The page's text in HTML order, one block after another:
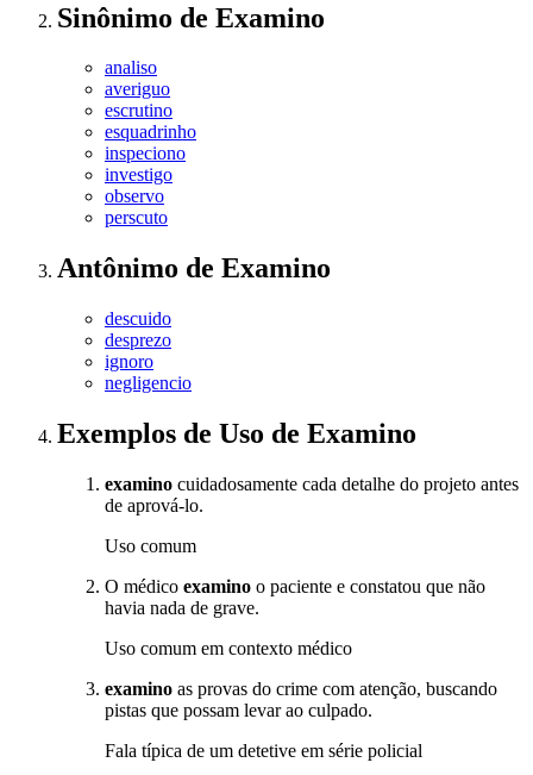
Sinônimo de Examino
analiso
averiguo
escrutino
esquadrinho
inspeciono
investigo
observo
perscuto
Antônimo de Examino
descuido
desprezo
ignoro
negligencio
Exemplos de Uso de Examino
examino cuidadosamente cada detalhe do projeto antes
de aprová-lo.
Uso comum
O médico examino o paciente e constatou que não
havia nada de grave.
Uso comum em contexto médico
examino as provas do crime com atenção, buscando
pistas que possam levar ao culpado.
Fala típica de um detetive em série policial